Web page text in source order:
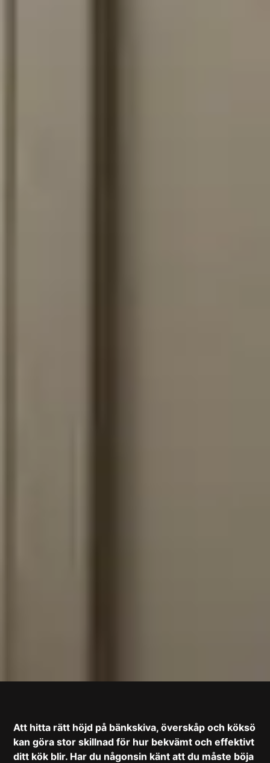
Att hitta rätt höjd på bänkskiva, överskåp och köksö
kan göra stor skillnad för hur bekvämt och effektivt
ditt kök blir. Har du någonsin känt att du måste böja